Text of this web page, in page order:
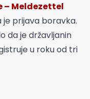
– Meldezettel
prijava boravka.
da je državljanin
u roku od tri